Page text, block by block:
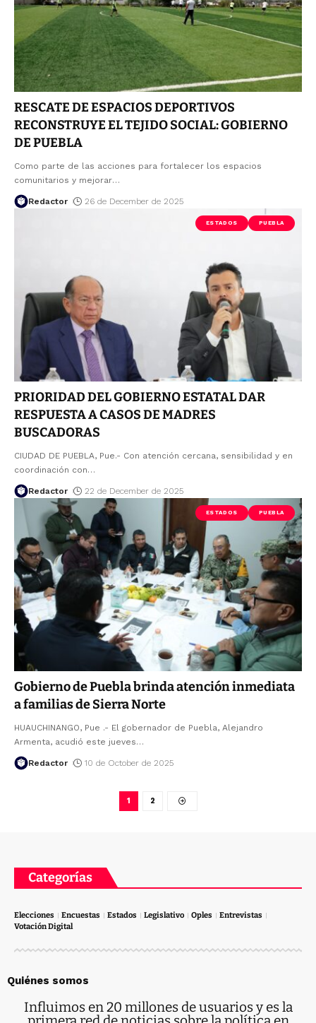
RESCATE DE ESPACIOS DEPORTIVOS
RECONSTRUYE EL TEJIDO SOCIAL: GOBIERNO
DE PUEBLA
Como parte de las acciones para fortalecer los espacios
comunitarios y mejorar…
Redactor 26 de December de 2025
ESTADOS PUEBLA
PRIORIDAD DEL GOBIERNO ESTATAL DAR
RESPUESTA A CASOS DE MADRES
BUSCADORAS
CIUDAD DE PUEBLA, Pue.- Con atención cercana, sensibilidad y en
coordinación con…
Redactor 22 de December de 2025
ESTADOS PUEBLA
Gobierno de Puebla brinda atención inmediata
a familias de Sierra Norte
HUAUCHINANGO, Pue .- El gobernador de Puebla, Alejandro
Armenta, acudió este jueves…
Redactor 10 de October de 2025
1 2
Categorías
Elecciones Encuestas Estados Legislativo Oples
Entrevistas
Votación Digital
Quiénes somos
Influimos en 20 millones de usuarios y es la